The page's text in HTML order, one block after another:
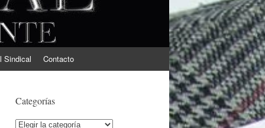
Sindical Contacto
Categorías
Categorías